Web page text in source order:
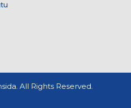
All Rights Reserved.